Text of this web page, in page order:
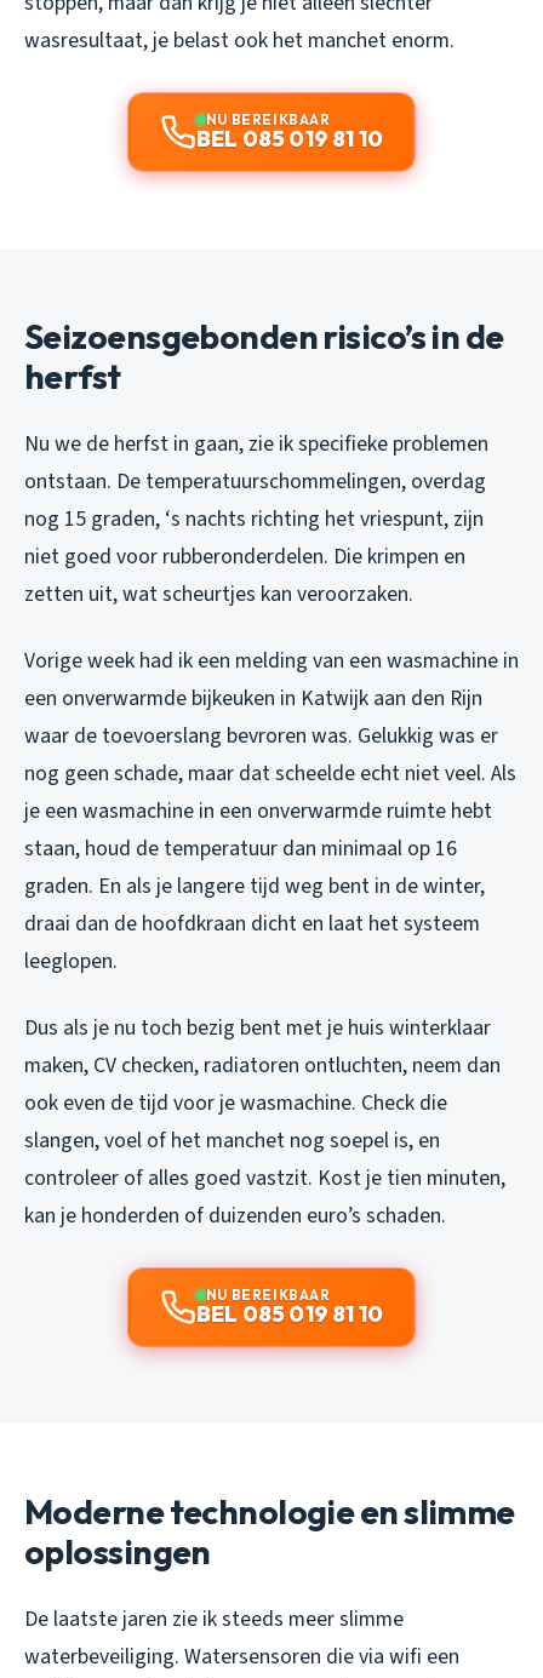
wasresultaat, je belast ook het manchet enorm.
NU BEREIKBAAR
BEL 085 019 81 10
Seizoensgebonden risico’s in de
herfst
Nu we de herfst in gaan, zie ik specifieke problemen
ontstaan. De temperatuurschommelingen, overdag
nog 15 graden, ‘s nachts richting het vriespunt, zijn
niet goed voor rubberonderdelen. Die krimpen en
zetten uit, wat scheurtjes kan veroorzaken.
Vorige week had ik een melding van een wasmachine in
een onverwarmde bijkeuken in Katwijk aan den Rijn
waar de toevoerslang bevroren was. Gelukkig was er
nog geen schade, maar dat scheelde echt niet veel. Als
je een wasmachine in een onverwarmde ruimte hebt
staan, houd de temperatuur dan minimaal op 16
graden. En als je langere tijd weg bent in de winter,
draai dan de hoofdkraan dicht en laat het systeem
leeglopen.
Dus als je nu toch bezig bent met je huis winterklaar
maken, CV checken, radiatoren ontluchten, neem dan
ook even de tijd voor je wasmachine. Check die
slangen, voel of het manchet nog soepel is, en
controleer of alles goed vastzit. Kost je tien minuten,
kan je honderden of duizenden euro’s schaden.
NU BEREIKBAAR
BEL 085 019 81 10
Moderne technologie en slimme
oplossingen
De laatste jaren zie ik steeds meer slimme
waterbeveiliging. Watersensoren die via wifi een